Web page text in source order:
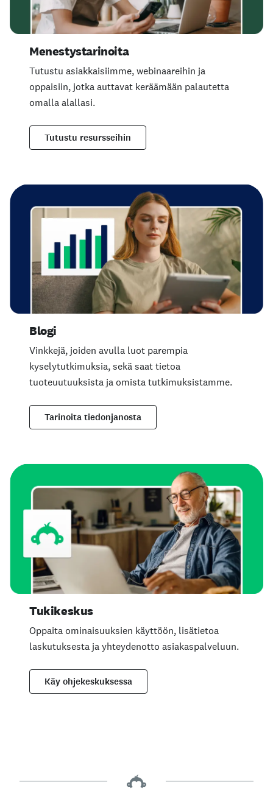
Menestystarinoita
Tutustu asiakkaisiimme, webinaareihin ja
oppaisiin, jotka auttavat keräämään palautetta
omalla alallasi.
Tutustu resursseihin
Blogi
Vinkkejä, joiden avulla luot parempia
kyselytutkimuksia, sekä saat tietoa
tuoteuutuuksista ja omista tutkimuksistamme.
Tarinoita tiedonjanosta
Tukikeskus
Oppaita ominaisuuksien käyttöön, lisätietoa
laskutuksesta ja yhteydenotto asiakaspalveluun.
Käy ohjekeskuksessa